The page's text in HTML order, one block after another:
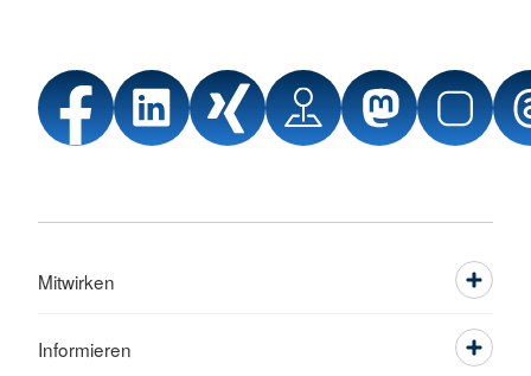
Mitwirken
Informieren